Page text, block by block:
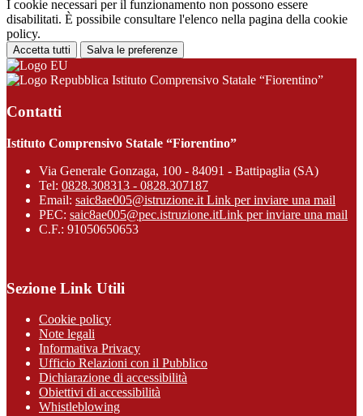
I cookie necessari per il funzionamento non possono essere
disabilitati. È possibile consultare l'elenco nella pagina della cookie
policy.
Accetta tutti Salva le preferenze
Istituto Comprensivo Statale “Fiorentino”
Contatti
Istituto Comprensivo Statale “Fiorentino”
Via Generale Gonzaga, 100 - 84091 - Battipaglia (SA)
Tel: 0828.308313 - 0828.307187
Email: saic8ae005@istruzione.it Link per inviare una mail
PEC: saic8ae005@pec.istruzione.itLink per inviare una mail
C.F.: 91050650653
Sezione Link Utili
Cookie policy
Note legali
Informativa Privacy
Ufficio Relazioni con il Pubblico
Dichiarazione di accessibilità
Obiettivi di accessibilità
Whistleblowing